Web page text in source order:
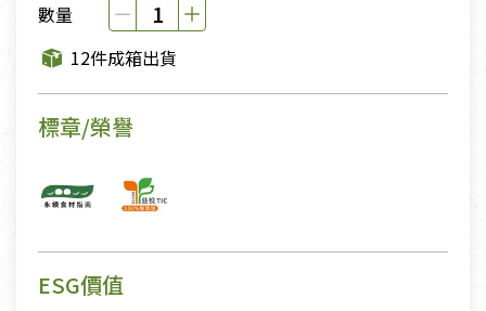
數量
12件成箱出貨
標章/榮譽
ESG價值